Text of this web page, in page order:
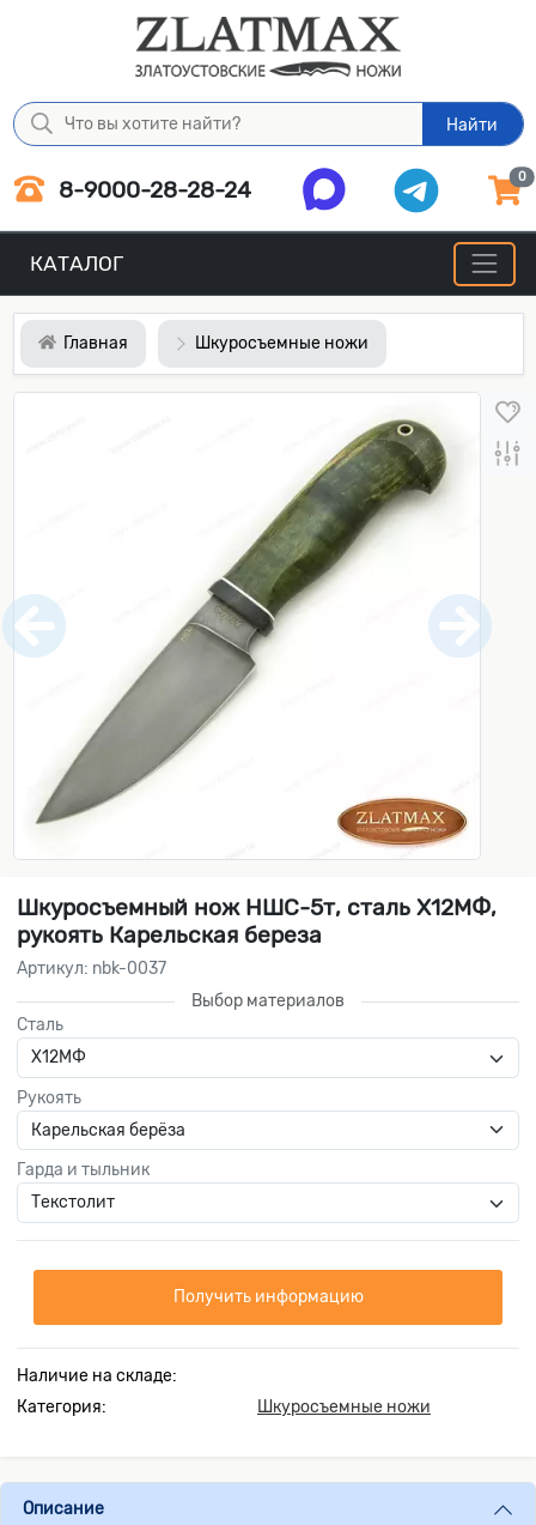
Найти
8-9000-28-28-24 0
КАТАЛОГ
Главная Шкуросъемные ножи
Шкуросъемный нож НШС-5т, сталь Х12МФ,
рукоять Карельская береза
Артикул: nbk-0037
Выбор материалов
Сталь
Рукоять
Гарда и тыльник
Получить информацию
Наличие на складе:
Категория:
Шкуросъемные ножи
Описание